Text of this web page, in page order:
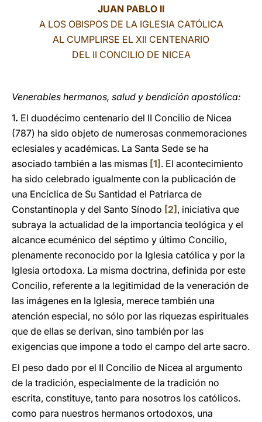
JUAN PABLO II
A LOS OBISPOS DE LA IGLESIA CATÓLICA
AL CUMPLIRSE EL XII CENTENARIO
DEL II CONCILIO DE NICEA
Venerables hermanos, salud y bendición apostólica:
1. El duodécimo centenario del II Concilio de Nicea
(787) ha sido objeto de numerosas conmemoraciones
eclesiales y académicas. La Santa Sede se ha
asociado también a las mismas [1] . El acontecimiento
ha sido celebrado igualmente con la publicación de
una Encíclica de Su Santidad el Patriarca de
Constantinopla y del Santo Sínodo [2] , iniciativa que
subraya la actualidad de la importancia teológica y el
alcance ecuménico del séptimo y último Concilio,
plenamente reconocido por la Iglesia católica y por la
Iglesia ortodoxa. La misma doctrina, definida por este
Concilio, referente a la legitimidad de la veneración de
las imágenes en la Iglesia, merece también una
atención especial, no sólo por las riquezas espirituales
que de ellas se derivan, sino también por las
exigencias que impone a todo el campo del arte sacro.
El peso dado por el II Concilio de Nicea al argumento
de la tradición, especialmente de la tradición no
escrita, constituye, tanto para nosotros los católicos.
como para nuestros hermanos ortodoxos, una